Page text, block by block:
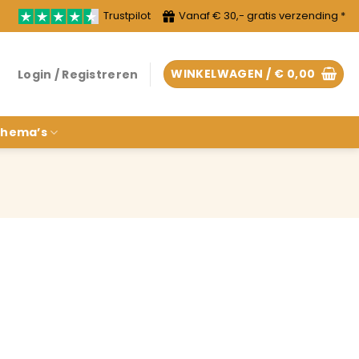
Trustpilot Vanaf € 30,- gratis verzending *
Login / Registreren WINKELWAGEN / € 0,00